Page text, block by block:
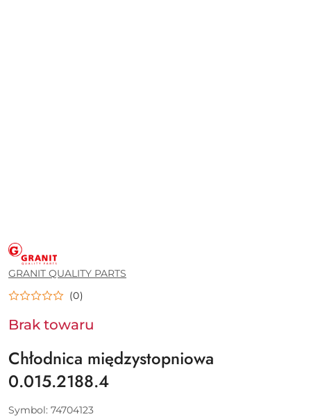
GRANIT
QUALITY
PARTS
GRANIT QUALITY PARTS
(0)
Brak towaru
Chłodnica międzystopniowa
0.015.2188.4
Symbol: 74704123